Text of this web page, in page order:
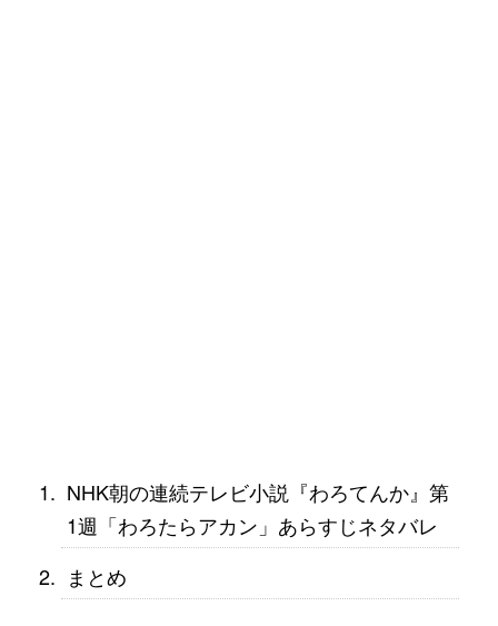
NHK朝の連続テレビ小説『わろてんか』第
1週「わろたらアカン」あらすじネタバレ
まとめ